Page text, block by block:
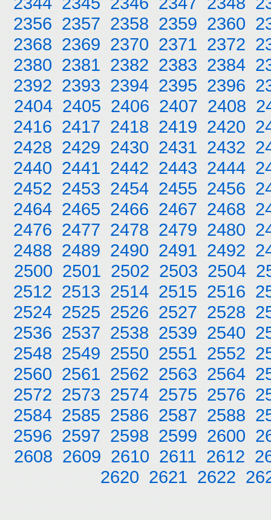
2356 2357 2358 2359 2360
2368 2369 2370 2371 2372
2380 2381 2382 2383 2384
2392 2393 2394 2395 2396
2404 2405 2406 2407 2408
2416 2417 2418 2419 2420
2428 2429 2430 2431 2432
2440 2441 2442 2443 2444
2452 2453 2454 2455 2456
2464 2465 2466 2467 2468
2476 2477 2478 2479 2480
2488 2489 2490 2491 2492
2500 2501 2502 2503 2504
2512 2513 2514 2515 2516
2524 2525 2526 2527 2528
2536 2537 2538 2539 2540
2548 2549 2550 2551 2552
2560 2561 2562 2563 2564
2572 2573 2574 2575 2576
2584 2585 2586 2587 2588
2596 2597 2598 2599 2600
2608 2609 2610 2611 2612
2620 2621 2622